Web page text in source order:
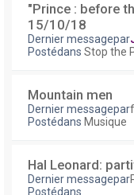
"Prince : before
15/10/18
Dernier messagepar
Postédans Stop the
Mountain men
Dernier messagepar
Postédans Musique
Hal Leonard:
Dernier messagepar
Postédans